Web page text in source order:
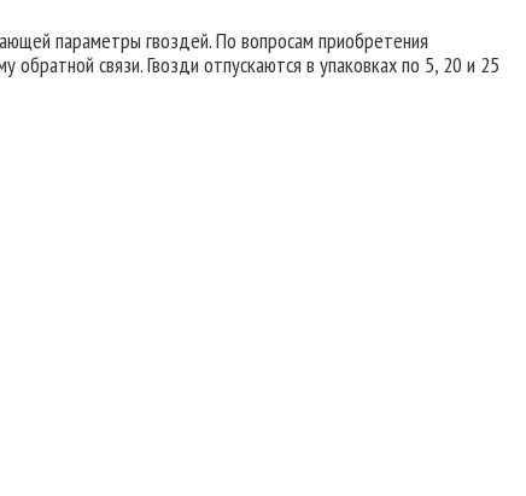
параметры гвоздей. По вопросам приобретения
связи. Гвозди отпускаются в упаковках по 5, 20 и 25